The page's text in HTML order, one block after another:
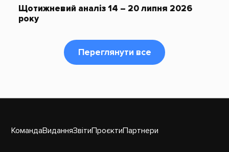
Щотижневий аналіз 14 – 20 липня 2026
року
Переглянути все
КомандаВиданняЗвітиПроєктиПартнери